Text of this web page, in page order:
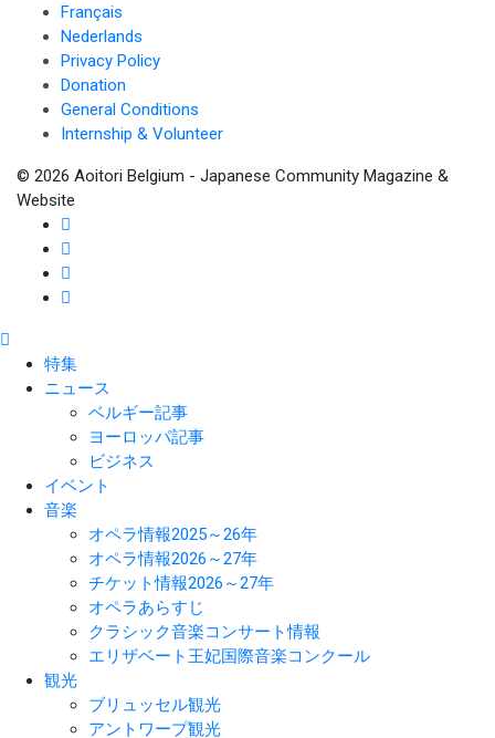
Français
Nederlands
Privacy Policy
Donation
General Conditions
Internship & Volunteer
© 2026 Aoitori Belgium - Japanese Community Magazine &
Website
特集
ニュース
ベルギー記事
ヨーロッパ記事
ビジネス
イベント
音楽
オペラ情報2025～26年
オペラ情報2026～27年
チケット情報2026～27年
オペラあらすじ
クラシック音楽コンサート情報
エリザベート王妃国際音楽コンクール
観光
ブリュッセル観光
アントワープ観光